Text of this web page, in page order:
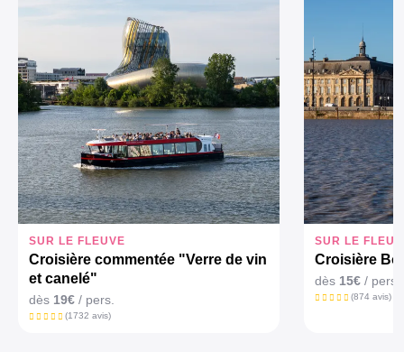
SUR LE FLEUVE
Croisière commentée "Verre de vin
et canelé"
dès 19€ / pers.
(1732 avis)
SUR LE
Croisière
dès 15€ / pers.
(874 avis)